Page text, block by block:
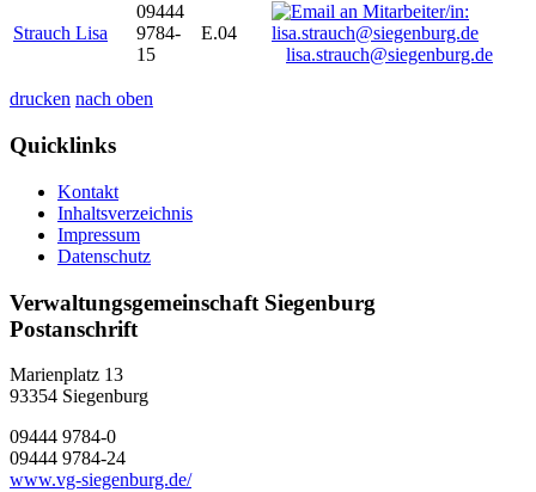
Strauch Lisa
09444
9784-
15
E.04
lisa.strauch@siegenburg.de
drucken nach oben
Quicklinks
Kontakt
Inhaltsverzeichnis
Impressum
Datenschutz
Verwaltungsgemeinschaft Siegenburg
Postanschrift
Marienplatz 13
93354 Siegenburg
09444 9784-0
09444 9784-24
www.vg-siegenburg.de/